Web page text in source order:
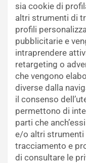
sia cookie di
altri strumenti di
profili
pubblicitarie e
intraprendere
retargeting o
che vengono
diverse dalla
il consenso
permettono di
parti che
e/o altri strumenti
tracciamento e
di consultare le